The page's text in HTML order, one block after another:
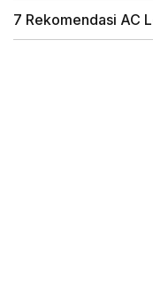
7 Rekomendasi AC